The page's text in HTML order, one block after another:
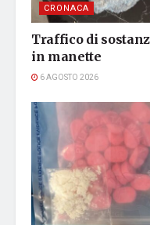
CRONACA
Traffico di
in manette
6 AGOSTO 2026